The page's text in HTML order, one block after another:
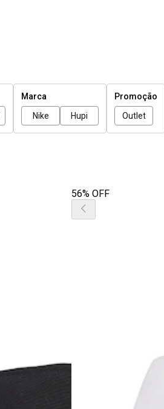
Marca
Nike
Hupi
Promoção
Outlet
56% OFF